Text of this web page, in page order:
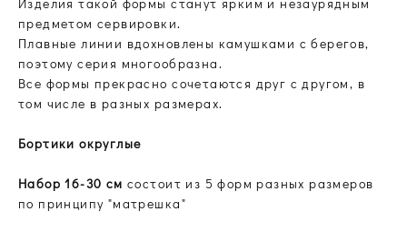
предметом сервировки.
Плавные линии вдохновлены камушками с берегов,
поэтому серия многообразна.
Все формы прекрасно сочетаются друг с другом, в
том числе в разных размерах.
Бортики округлые
Набор 16-30 см состоит из 5 форм разных размеров
по принципу "матрешка"